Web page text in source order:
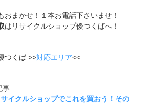
おまかせ！１本お電話下さいませ！
はリサイクルショップ優つくばへ！
つくば >>対応エリア<<
事
イクルショップでこれを買おう！その